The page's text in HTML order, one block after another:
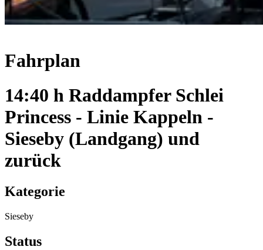
Fahrplan
14:40 h Raddampfer Schlei
Princess - Linie Kappeln -
Sieseby (Landgang) und
zurück
Kategorie
Sieseby
Status